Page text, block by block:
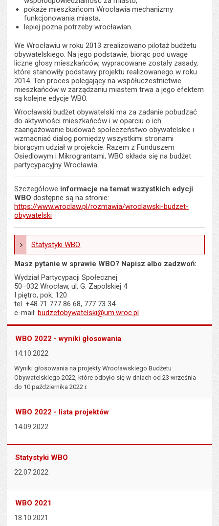
pokaże mieszkańcom Wrocławia mechanizmy
funkcjonowania miasta,
lepiej pozna potrzeby wrocławian.
We Wrocławiu w roku 2013 zrealizowano pilotaż budżetu
obywatelskiego. Na jego podstawie, biorąc pod uwagę
liczne głosy mieszkańców, wypracowane zostały zasady,
które stanowiły podstawy projektu realizowanego w roku
2014. Ten proces polegający na współuczestnictwie
mieszkańców w zarządzaniu miastem trwa a jego efektem
są kolejne edycje WBO.
Wrocławski budżet obywatelski ma za zadanie pobudzać
do aktywności mieszkańców i w oparciu o ich
zaangażowanie budować społeczeństwo obywatelskie i
wzmacniać dialog pomiędzy wszystkimi stronami
biorącym udział w projekcie. Razem z Funduszem
Osiedlowym i Mikrograntami, WBO składa się na budżet
partycypacyjny Wrocławia.
Szczegółowe informacje na temat wszystkich edycji
WBO dostępne są na stronie:
https://www.wroclaw.pl/rozmawia/wroclawski-budzet-
obywatelski
Statystyki WBO
Masz pytanie w sprawie WBO? Napisz albo zadzwoń:
Wydział Partycypacji Społecznej
50–032 Wrocław, ul. G. Zapolskiej 4
I piętro, pok. 120
tel. +48 71 777 86 68, 777 73 34
e-mail:budzetobywatelski@um.wroc.pl
WBO 2022 - wyniki głosowania
14.10.2022
Wyniki głosowania na projekty Wrocławskiego Budżetu
Obywatelskiego 2022, które odbyło się w dniach od 23 września
do 10 października 2022 r.
WBO 2022 - lista projektów
14.09.2022
Statystyki WBO
22.07.2022
WBO 2021
18.10.2021